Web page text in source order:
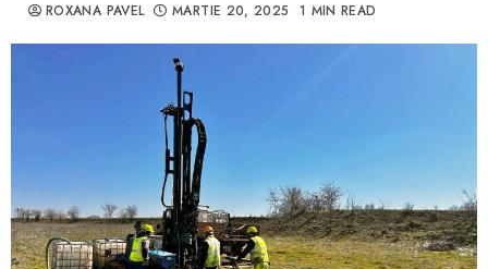
ROXANA PAVEL MARTIE 20, 2025 1 MIN READ